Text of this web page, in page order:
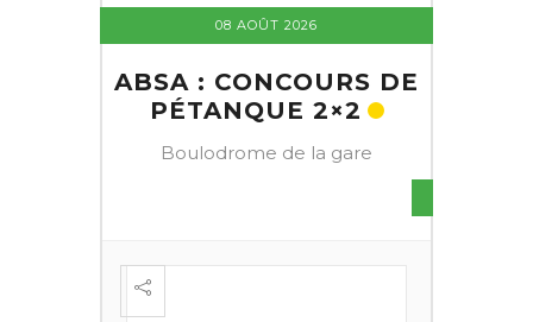
08 AOÛT 2026
ABSA : CONCOURS DE
PÉTANQUE 2×2
Boulodrome de la gare